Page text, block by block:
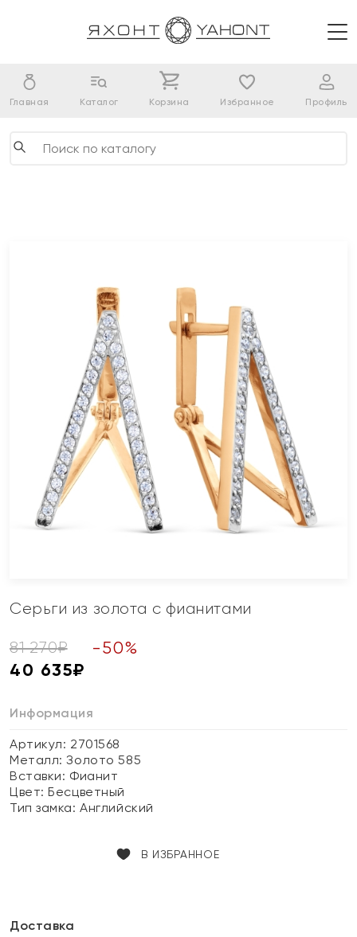
Главная Каталог Корзина Избранное Профиль
Серьги из золота с фианитами
81 270₽ -50%
40 635₽
Информация
Артикул: 2701568
Металл:Золото 585
Вставки: Фианит
Цвет:Бесцветный
Тип замка:Английский
В ИЗБРАННОЕ
Доставка